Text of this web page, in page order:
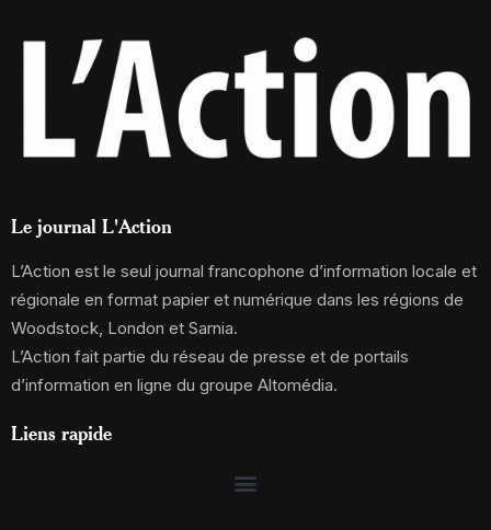
Le journal L'Action
L’Action est le seul journal francophone d’information locale et
régionale en format papier et numérique dans les régions de
Woodstock, London et Sarnia.
L’Action fait partie du réseau de presse et de portails
d’information en ligne du groupe Altomédia.
Liens rapide